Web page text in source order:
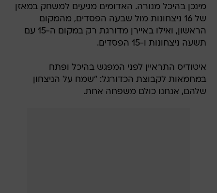
מינכן בהיכל מנורה. האדומים מגיעים למשחק במאזן
של 16 ניצחונות מול שבעה הפסדים, מהמקום
הראשון, ואילו באיירן מדורגת רק במקום ה-15 עם
תשעה ניצחונות ו-15 הפסדים.
איטודיס התראיין לפני המפגש בהיכל ופתח
במחמאות לקבוצת הכדורגל: "שמח על הניצחון
שלהם, אנחנו כולם משפחה אחת.